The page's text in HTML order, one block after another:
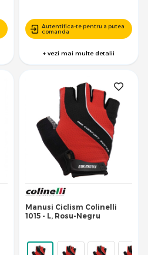
Autentifica-te pentru a putea
comanda
+ vezi mai multe detalii
Manusi Ciclism Colinelli
1015 - L, Rosu-Negru